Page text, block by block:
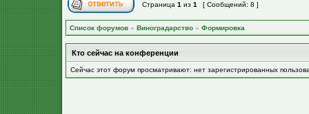
Страница 1 из 1 [ Сообщений: 8 ]
Список форумов » Виноградарство » Формировка
Кто сейчас на конференции
Сейчас этот форум просматривают: нет зарегистрированных